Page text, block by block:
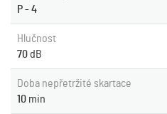
P - 4
Hlučnost
70dB
Doba nepřetržité skartace
10 min